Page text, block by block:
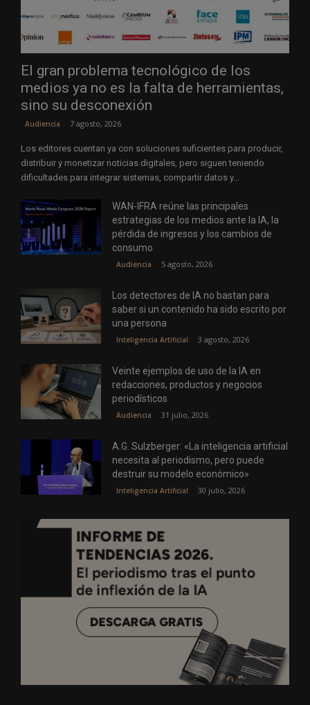
El gran problema tecnológico de los
medios ya no es la falta de herramientas,
sino su desconexión
Audiencia 7 agosto, 2026
Los editores cuentan ya con soluciones suficientes para producir,
distribuir y monetizar noticias digitales, pero siguen teniendo
dificultades para integrar sistemas, compartir datos y...
WAN-IFRA reúne las principales
estrategias de los medios ante la IA, la
pérdida de ingresos y los cambios de
consumo
Audiencia 5 agosto, 2026
Los detectores de IA no bastan para
saber si un contenido ha sido escrito por
una persona
Inteligencia Artificial 3 agosto, 2026
Veinte ejemplos de uso de la IA en
redacciones, productos y negocios
periodísticos
Audiencia 31 julio, 2026
A.G. Sulzberger: «La inteligencia artificial
necesita al periodismo, pero puede
destruir su modelo económico»
Inteligencia Artificial 30 julio, 2026